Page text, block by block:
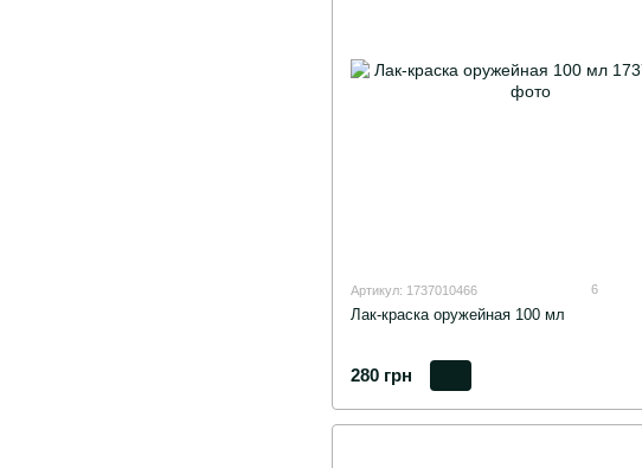
Артикул: 1737010466 6
Лак-краска оружейная 100 мл
280 грн